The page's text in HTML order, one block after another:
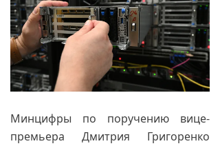
Минцифры по поручению вице-
премьера Дмитрия Григоренко